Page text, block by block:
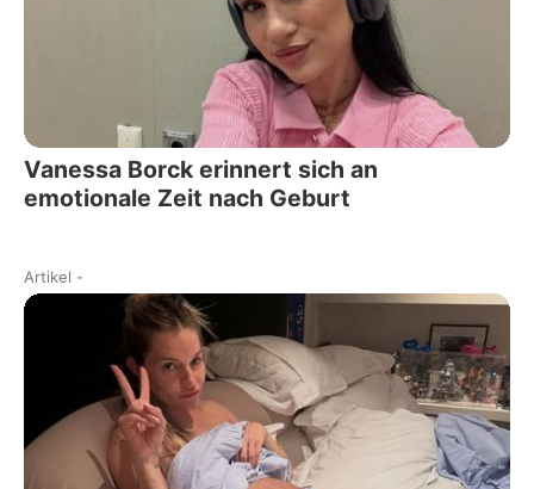
Vanessa Borck erinnert sich an
emotionale Zeit nach Geburt
Artikel -